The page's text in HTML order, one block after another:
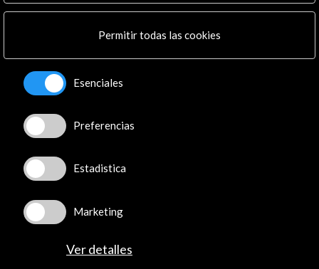
Boletín digital
Logo y crédito a AC/E
Conecta
Instagram
LinkedIn
Facebook
Youtube
Flickr
TikTok
Permitir todas las cookies
Esenciales
Preferencias
Estadistica
Marketing
Ver detalles